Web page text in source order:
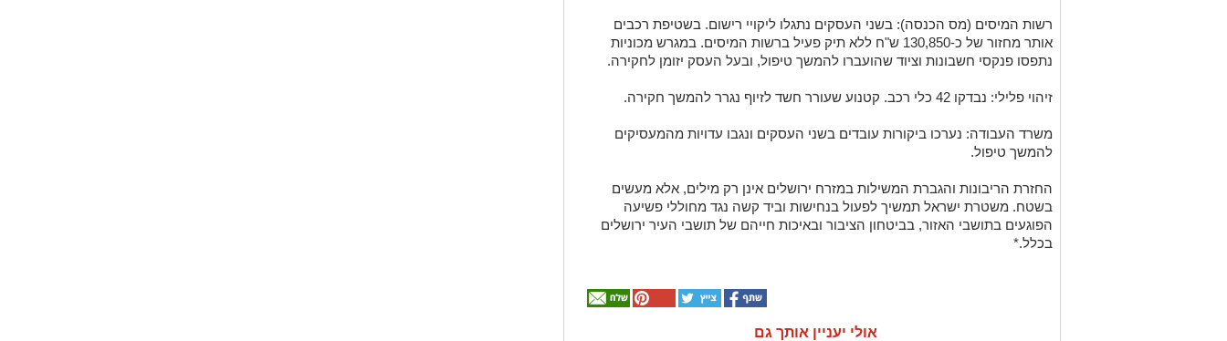
רשות המיסים (מס הכנסה): בשני העסקים נתגלו ליקויי רישום. בשטיפת רכבים
אותר מחזור של כ-130,850 ש"ח ללא תיק פעיל ברשות המיסים. במגרש מכוניות
נתפסו פנקסי חשבונות וציוד שהועברו להמשך טיפול, ובעל העסק יזומן לחקירה.
זיהוי פלילי: נבדקו 42 כלי רכב. קטנוע שעורר חשד לזיוף נגרר להמשך חקירה.
משרד העבודה: נערכו ביקורות עובדים בשני העסקים ונגבו עדויות מהמעסיקים
להמשך טיפול.
החזרת הריבונות והגברת המשילות במזרח ירושלים אינן רק מילים, אלא מעשים
בשטח. משטרת ישראל תמשיך לפעול בנחישות וביד קשה נגד מחוללי פשיעה
הפוגעים בתושבי האזור, בביטחון הציבור ובאיכות חייהם של תושבי העיר ירושלים
בכלל.*
אולי יעניין אותך גם